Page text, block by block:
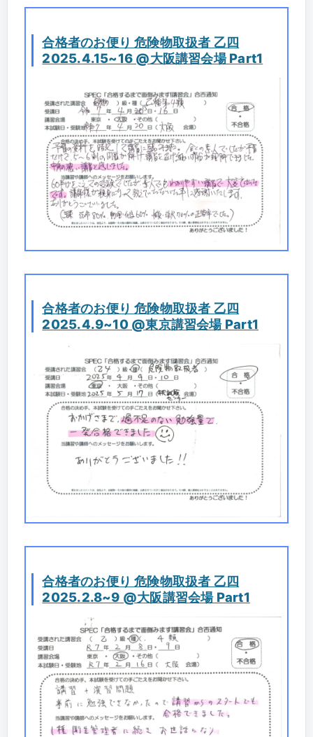
合格者のお便り 危険物取扱者 乙四
2025.4.15~16 @大阪講習会場 Part1
合格者のお便り 危険物取扱者 乙四
2025.4.9~10 @東京講習会場 Part1
合格者のお便り 危険物取扱者 乙四
2025.2.8~9 @大阪講習会場 Part1